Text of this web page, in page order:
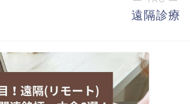
遠隔診療